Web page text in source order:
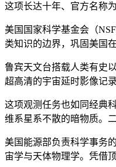
这项长达十年、官方名称
美国国家科学基金会（
类知识的边界，巩固美国
鲁宾天文台搭载人类有史
超高清的宇宙延时影像记
这项观测任务也如同经典
维系星系不散的暗物质。
美国能源部负责科学事务
宙学与天体物理学。凭借